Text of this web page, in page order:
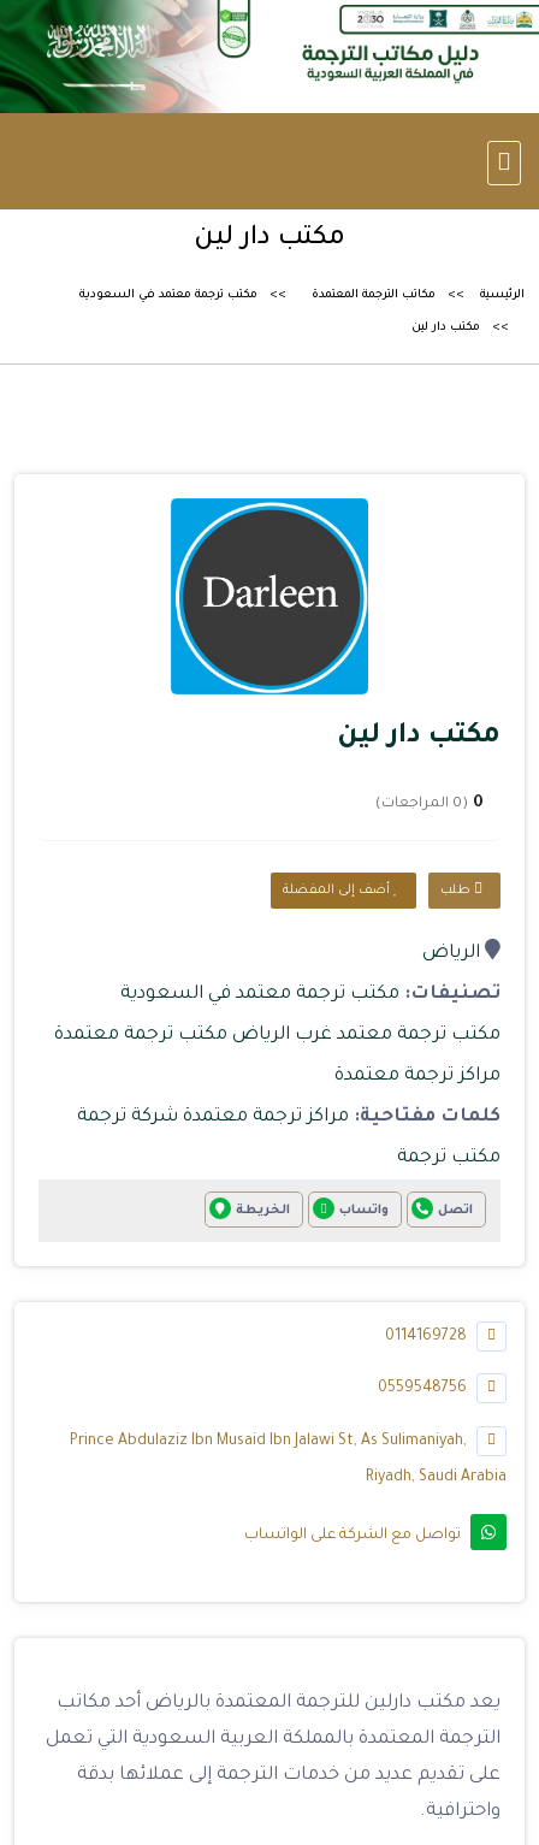
مكتب دار لين
الرئيسية مكاتب الترجمة المعتمدة مكتب ترجمة معتمد في السعودية
مكتب دار لين
مكتب دار لين
0 (0 المراجعات)
طلب أضف إلى المفضلة
الرياض
تصنيفات: مكتب ترجمة معتمد في السعودية
مكتب ترجمة معتمد غرب الرياض مكتب ترجمة معتمدة
مراكز ترجمة معتمدة
كلمات مفتاحية: مراكز ترجمة معتمدة شركة ترجمة
مكتب ترجمة
اتصل واتساب الخريطة
Prince Abdulaziz Ibn Musaid Ibn Jalawi St, As Sulimaniyah,
Riyadh, Saudi Arabia
تواصل مع الشركة على الواتساب
يعد مكتب دارلين للترجمة المعتمدة بالرياض أحد مكاتب
الترجمة المعتمدة بالمملكة العربية السعودية التي تعمل
على تقديم عديد من خدمات الترجمة إلى عملائها بدقة
واحترافية.